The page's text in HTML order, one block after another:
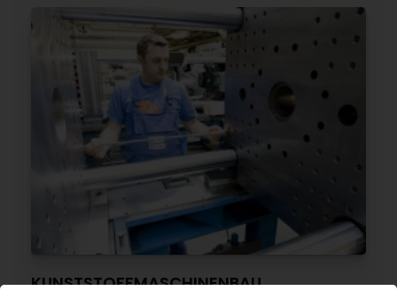
KUNSTSTOFFMASCHINENBAU